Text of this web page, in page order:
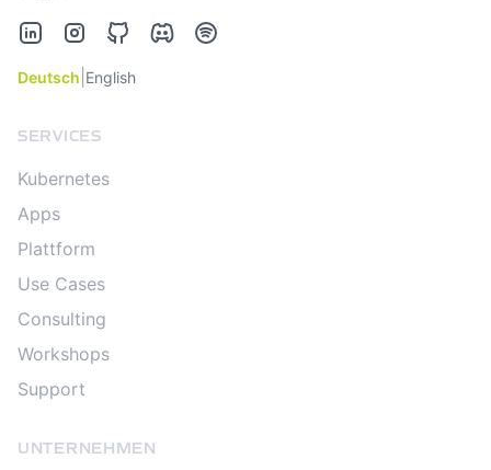
LinkedInInstagramGitHubDiscordSpotify
Deutsch English
SERVICES
Kubernetes
Apps
Plattform
Use Cases
Consulting
Workshops
Support
UNTERNEHMEN